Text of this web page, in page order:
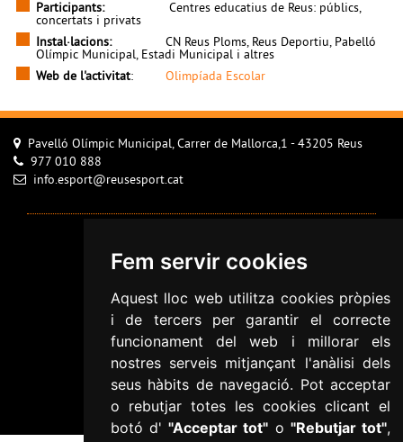
Fem servir cookies
Aquest lloc web utilitza cookies pròpies
i de tercers per garantir el correcte
funcionament del web i millorar els
nostres serveis mitjançant l'anàlisi dels
seus hàbits de navegació. Pot acceptar
o rebutjar totes les cookies clicant el
botó d'"Acceptar tot" o "Rebutjar tot",
Participants:Centres educatius de Reus: públics,
concertats i privats
Instal·lacions:CN Reus Ploms, Reus Deportiu, Pabelló
Olímpic Municipal, Estadi Municipal i altres
Web de l'activitat: Olimpíada Escolar
Pavelló Olímpic Municipal, Carrer de Mallorca,1 - 43205 Reus
977 010 888
info.esport@reusesport.cat
Configurar cookies
Política de Cookies
Política de privacitat
Accessibilitat
Mapa web